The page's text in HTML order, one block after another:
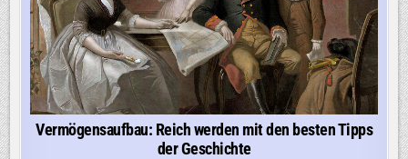
Vermögensaufbau: Reich werden mit den besten Tipps
der Geschichte